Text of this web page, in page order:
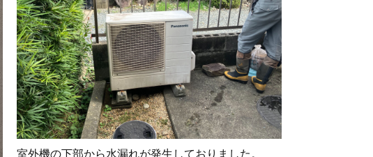
室外機の下部から水漏れが発生しておりました。